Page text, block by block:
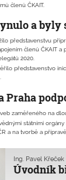
členů ČKAIT.
a byly
představenstvu
členů ČKAIT a
2020.
představenstvo
Praha
zaměřeného na
státními
a na tvorbě a
Úvodník
Ing. Pavel Křeček